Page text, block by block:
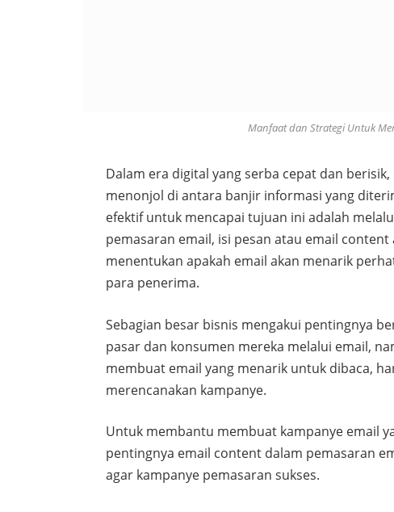
Manfaat dan Strategi Untuk
Dalam era digital yang serba cepat dan
menonjol di antara banjir informasi yang
efektif untuk mencapai tujuan ini adalah
pemasaran email, isi pesan atau email
menentukan apakah email akan menarik
para penerima.
Sebagian besar bisnis mengakui pentingnya
pasar dan konsumen mereka melalui email,
membuat email yang menarik untuk dibaca,
merencanakan kampanye.
Untuk membantu membuat kampanye email
pentingnya email content dalam pemasaran
agar kampanye pemasaran sukses.